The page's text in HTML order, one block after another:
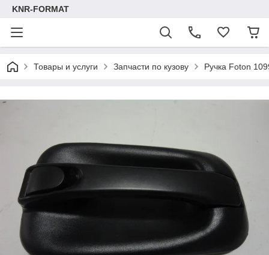
KNR-FORMAT
Товары и услуги Запчасти по кузову Ручка Foton